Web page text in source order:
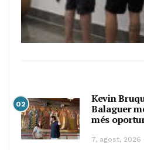
02
Kevin
Balaguer
més
7, agost, 2026